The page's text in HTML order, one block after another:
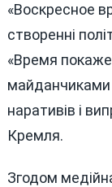
«Воскресное
створенні
«Время
майданчиками
наративів і
Кремля.
Згодом